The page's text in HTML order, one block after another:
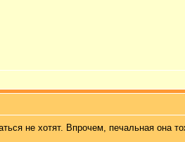
не хотят. Впрочем, печальная она